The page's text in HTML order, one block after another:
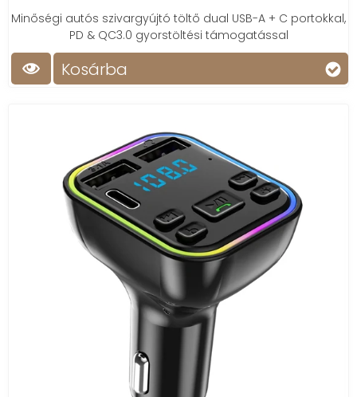
Minőségi autós szivargyújtó töltő dual USB-A + C portokkal,
PD & QC3.0 gyorstöltési támogatással
Kosárba